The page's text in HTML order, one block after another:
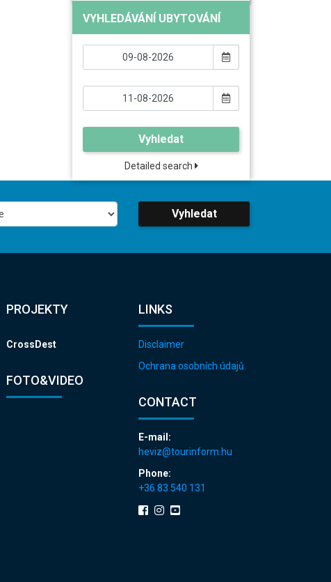
VYHLEDÁVÁNÍ UBYTOVÁNÍ
Vyhledat
Detailed search
Vyhledat
PROJEKTY
CrossDest
FOTO&VIDEO
LINKS
Disclaimer
Ochrana osobních údajů
CONTACT
E-mail:
heviz@tourinform.hu
Phone:
+36 83 540 131